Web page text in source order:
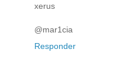
xerus
@mar1cia
Responder